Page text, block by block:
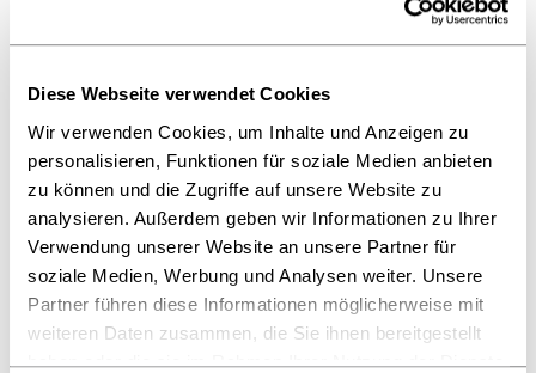
Diese Webseite verwendet Cookies
Wir verwenden Cookies, um Inhalte und Anzeigen zu
personalisieren, Funktionen für soziale Medien anbieten
zu können und die Zugriffe auf unsere Website zu
analysieren. Außerdem geben wir Informationen zu Ihrer
Verwendung unserer Website an unsere Partner für
soziale Medien, Werbung und Analysen weiter. Unsere
Partner führen diese Informationen möglicherweise mit
weiteren Daten zusammen, die Sie ihnen bereitgestellt
haben oder die sie im Rahmen Ihrer Nutzung der Dienste
Zwischenbuchhändler als Erstlieferanten, der ihnen das
günstigste Paket von Logistikdienstleistungen anbieten
kann, das vom Filialverkehr über die
FulfilmentimInternetbuchhandelgeht.
Zur Übersicht